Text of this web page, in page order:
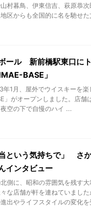
村暮鳥、伊東信吉、萩原恭
区からも全国的に名を馳せ
ール 新前橋駅東口に
BASE」
1月、屋外でウイスキーを
」がオープンしました。店舗
空の下で自慢のハイ ...
という気持ちで」 さ
インタビュー
側に、昭和の雰囲気を残す
な店舗が軒を連ねていまし
出やライフスタイルの変化